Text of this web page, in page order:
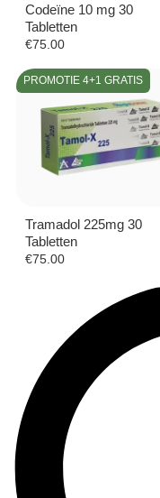
Codeïne 10 mg 30
Tabletten
€75.00
PROMOTIE 4+1 GRATIS
Tramadol 225mg 30
Tabletten
€75.00